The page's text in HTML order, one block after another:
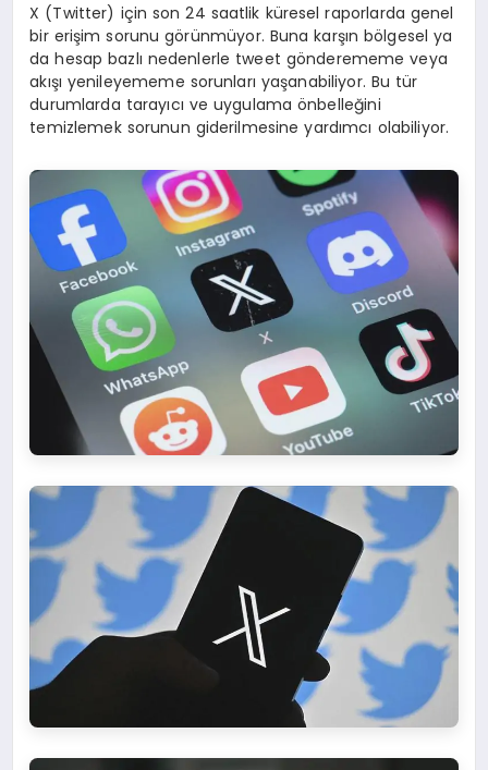
X (Twitter) için son 24 saatlik küresel raporlarda genel
bir erişim sorunu görünmüyor. Buna karşın bölgesel ya
da hesap bazlı nedenlerle tweet gönderememe veya
akışı yenileyememe sorunları yaşanabiliyor. Bu tür
durumlarda tarayıcı ve uygulama önbelleğini
temizlemek sorunun giderilmesine yardımcı olabiliyor.